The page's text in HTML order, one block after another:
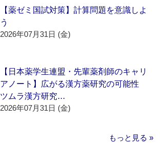
【薬ゼミ国試対策】計算問題を意識しよ
う
2026年07月31日 (金)
【日本薬学生連盟・先輩薬剤師のキャリ
アノート】広がる漢方薬研究の可能性
ツムラ漢方研究…
2026年07月31日 (金)
もっと見る »